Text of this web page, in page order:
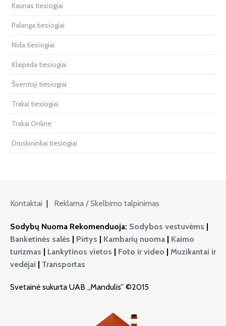
Kaunas tiesiogiai
Palanga tiesiogiai
Nida tiesiogiai
Klaipėda tiesiogiai
Šventoji tiesiogiai
Trakai tiesiogiai
Trakai Online
Druskininkai tiesiogiai
Kontaktai | Reklama / Skelbimo talpinimas
Sodybų Nuoma Rekomenduoja: Sodybos vestuvėms |
Banketinės salės | Pirtys | Kambarių nuoma | Kaimo
turizmas | Lankytinos vietos | Foto ir video | Muzikantai ir
vedėjai | Transportas
Svetainė sukurta UAB „Mandulis” ©2015